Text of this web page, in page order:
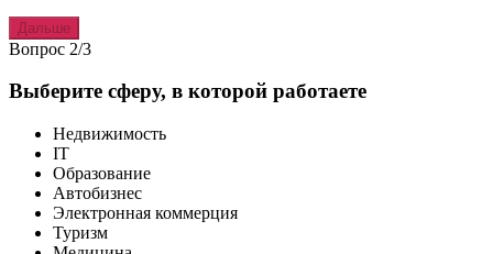
Дальше
Вопрос 2/3
Выберите сферу, в которой работаете
Недвижимость
IT
Образование
Автобизнес
Электронная коммерция
Туризм